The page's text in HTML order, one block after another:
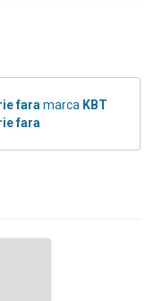
fara marca KBT
fara